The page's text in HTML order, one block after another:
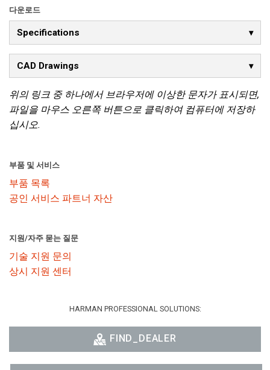
다운로드
Specifications
CAD Drawings
위의 링크 중 하나에서 브라우저에 이상한 문자가 표시되면,
파일을 마우스 오른쪽 버튼으로 클릭하여 컴퓨터에 저장하
십시오.
부품 및 서비스
부품 목록
공인 서비스 파트너 자산
지원/자주 묻는 질문
기술 지원 문의
상시 지원 센터
HARMAN PROFESSIONAL SOLUTIONS:
FIND_DEALER